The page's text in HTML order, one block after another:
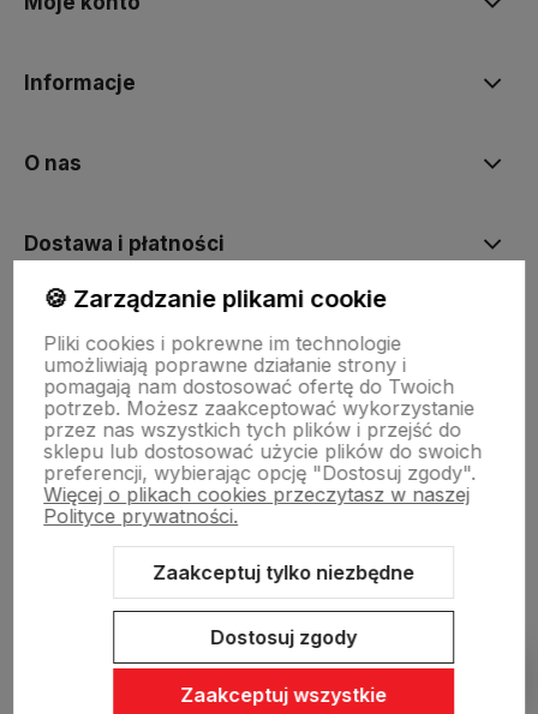
Informacje
O nas
Dostawa i płatności
Obsługa hurtowa
Sklep internetowy Shoper Premium
Szablon Shoper Modern 3.0™
🍪 Zarządzanie plikami cookie
Pliki cookies i pokrewne im technologie
umożliwiają poprawne działanie strony i
pomagają nam dostosować ofertę do Twoich
potrzeb. Możesz zaakceptować wykorzystanie
przez nas wszystkich tych plików i przejść do
sklepu lub dostosować użycie plików do swoich
preferencji, wybierając opcję "Dostosuj zgody".
Więcej o plikach cookies przeczytasz w naszej
Polityce prywatności.
Zaakceptuj tylko niezbędne
Dostosuj zgody
Zaakceptuj wszystkie